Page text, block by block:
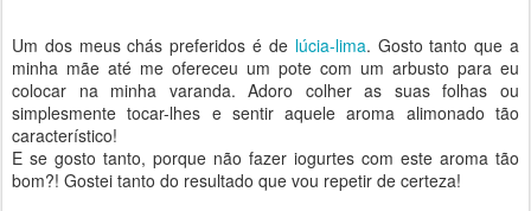
Um dos meus chás preferidos é de lúcia-lima. Gosto tanto que a
minha mãe até me ofereceu um pote com um arbusto para eu
colocar na minha varanda. Adoro colher as suas folhas ou
simplesmente tocar-lhes e sentir aquele aroma alimonado tão
característico!
E se gosto tanto, porque não fazer iogurtes com este aroma tão
bom?! Gostei tanto do resultado que vou repetir de certeza!